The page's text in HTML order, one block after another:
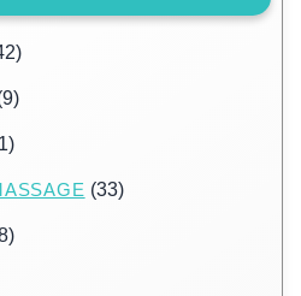
(33)